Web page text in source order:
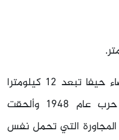
عتليت، قرية فلسطينية في قضاء حيفا تبعد 12 كيلومترا
عنها، دمرت وهجر أهلها في حرب عام 1948 وألحقت
المجاورة التي تحمل نفس